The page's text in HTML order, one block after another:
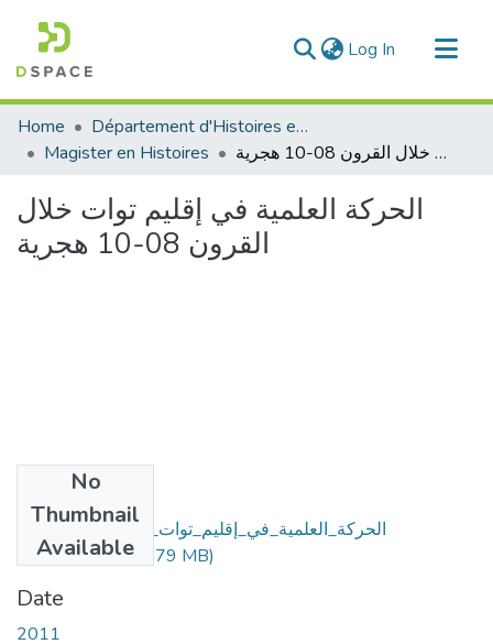
Log In (current)
Communities & Collections
All of DSpace
Home
Département d'Histoires et Arts
Magister en Histoires
الحركة العلمية في إقليم توات خلال القرون 08-10 هجرية
الحركة العلمية في إقليم توات خلال
القرون 08-10 هجرية
No
Thumbnail
Available
10_هجرية.pdf(10.79 MB)
Date
2011